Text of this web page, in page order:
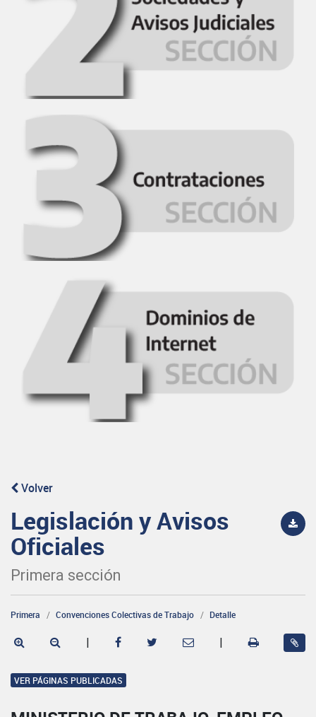
Volver
Legislación y Avisos
Oficiales
Primera sección
Primera Convenciones Colectivas de Trabajo Detalle
| |
VER PÁGINAS PUBLICADAS